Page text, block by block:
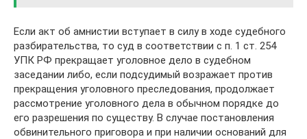
Если акт об амнистии вступает в силу в ходе судебного
разбирательства, то суд в соответствии с п. 1 ст. 254
УПК РФ прекращает уголовное дело в судебном
заседании либо, если подсудимый возражает против
прекращения уголовного преследования, продолжает
рассмотрение уголовного дела в обычном порядке до
его разрешения по существу. В случае постановления
обвинительного приговора и при наличии оснований для